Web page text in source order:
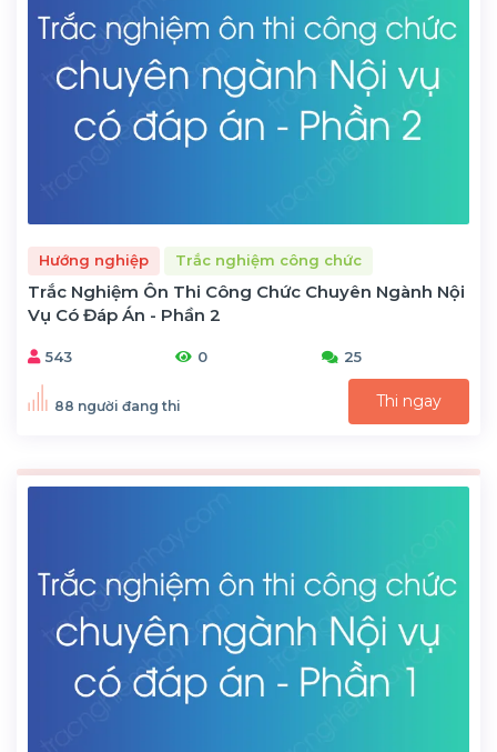
Hướng nghiệp Trắc nghiệm công chức
Trắc Nghiệm Ôn Thi Công Chức Chuyên Ngành Nội
Vụ Có Đáp Án - Phần 2
543 0 25
88 người đang thi Thi ngay